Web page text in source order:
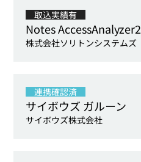
取込実績有
Notes AccessAnalyzer2
株式会社ソリトンシステムズ
連携確認済
サイボウズ ガルーン
サイボウズ株式会社